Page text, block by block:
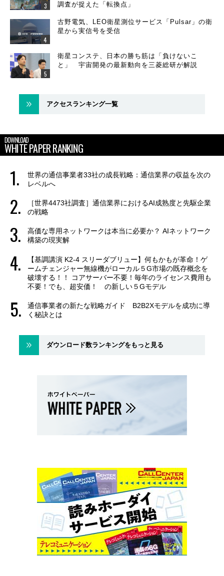
調査が捉えた「転換点」
古野電気、LEO衛星測位サービス「Pulsar」の衛
星から実信号を受信
衛星コンステ、日本の勝ち筋は「負けないこ
と」 宇宙開発の最新動向を三菱総研が解説
アクセスランキング一覧
DOWNLOAD
WHITE PAPER RANKING
世界の通信事業者33社の成長戦略：通信業界の収益を次の
レベルへ
［世界4473社調査］通信業界におけるAI成熟度と先駆企業
の戦略
高価な専用ネットワークは本当に必要か？ AIネットワーク
構築の現実解
【基調講演 K2-4 スリーダブリュー】何もかもが革命！ゲ
ームチェンジャー無線機がローカル５G市場の既存概念を
破壊する！！ コアサーバー不要！毎年のライセンス費用も
不要！でも、超安価！ の新しい５Gモデル
通信事業者の新たな戦略ガイド B2B2Xモデルを成功に導
く秘訣とは
ダウンロード数ランキングをもっと見る